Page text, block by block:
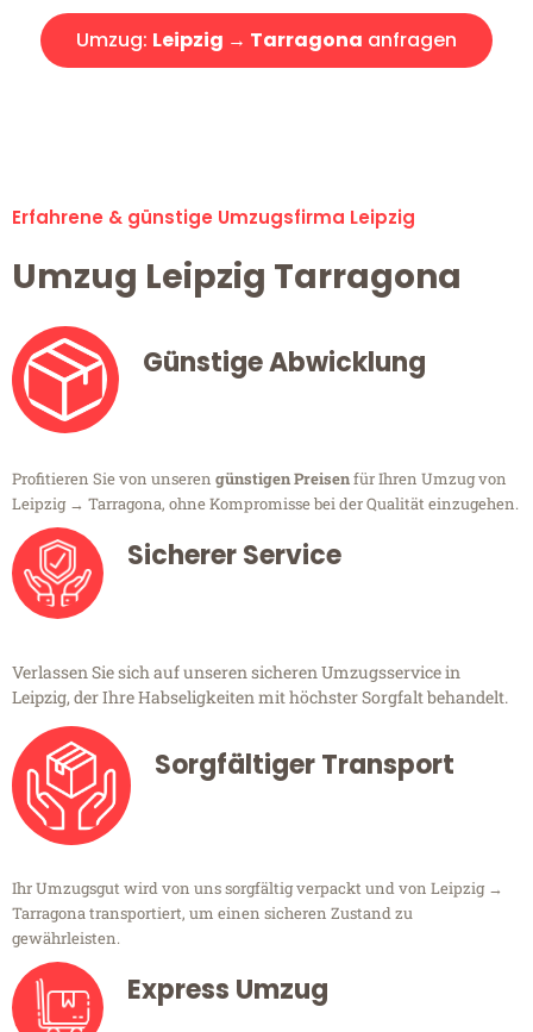
Umzug: Leipzig → Tarragona anfragen
Erfahrene & günstige Umzugsfirma Leipzig
Umzug Leipzig Tarragona
Günstige Abwicklung
Profitieren Sie von unseren günstigen Preisenfür Ihren Umzug von
Leipzig → Tarragona, ohne Kompromisse bei der Qualität einzugehen.
Sicherer Service
Verlassen Sie sich auf unseren sicheren Umzugsservice in
Leipzig, der Ihre Habseligkeiten mit höchster Sorgfalt behandelt.
Sorgfältiger Transport
Ihr Umzugsgut wird von uns sorgfältig verpackt und von Leipzig →
Tarragona transportiert, um einen sicheren Zustand zu
gewährleisten.
Express Umzug